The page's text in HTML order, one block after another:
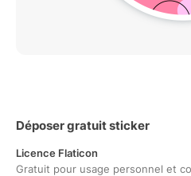
Déposer gratuit sticker
Licence Flaticon
Gratuit pour usage personnel et